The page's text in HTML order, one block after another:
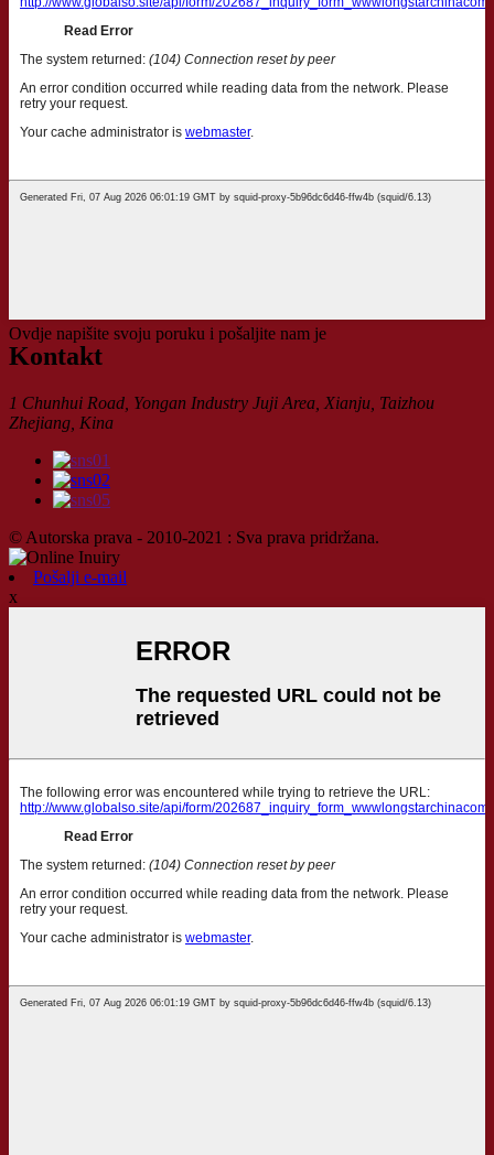
Ovdje napišite svoju poruku i pošaljite nam je
Kontakt
1 Chunhui Road, Yongan Industry Juji Area, Xianju, Taizhou
Zhejiang, Kina
© Autorska prava - 2010-2021 : Sva prava pridržana.
Pošalji e-mail
x